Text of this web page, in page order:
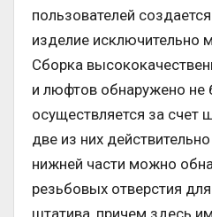
пользователей
изделие исключительно
Сборка
и люфтов обнаружено не
осуществляется за счет
две из них
нижней части можно
резьбовых отверстия
штатива, причем здесь